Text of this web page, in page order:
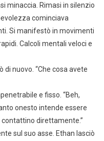
minaccia. Rimasi in silenzio
cominciava
Si manifestò in movimenti
Calcoli mentali veloci e
di nuovo. “Che cosa avete
e fisso. “Beh,
onesto intende essere
direttamente.”
sul suo asse. Ethan lasciò